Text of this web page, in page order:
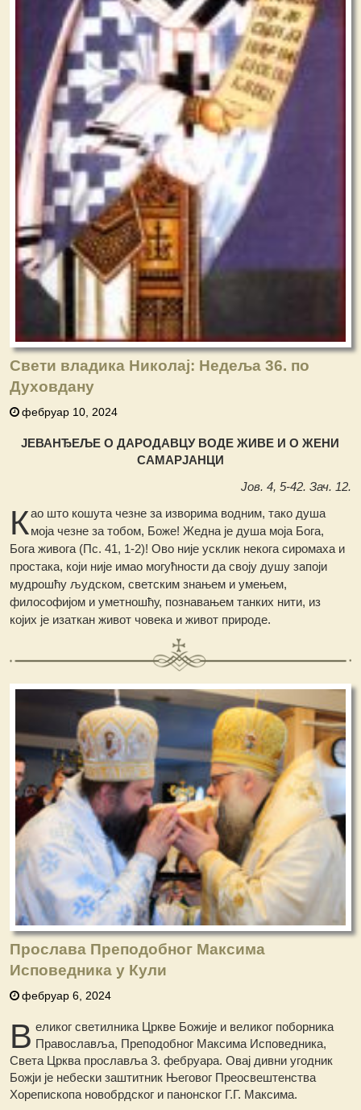
Свети владика Николај: Недеља 36. по
Духовдану
фебруар 10, 2024
ЈЕВАНЂЕЉЕ О ДАРОДАВЦУ ВОДЕ ЖИВЕ И О ЖЕНИ
САМАРЈАНЦИ
Јов. 4, 5-42. Зач. 12.
Као што кошута чезне за изворима водним, тако душа
моја чезне за тобом, Боже! Жедна је душа моја Бога,
Бога живога (Пс. 41, 1-2)! Ово није усклик некога сиромаха и
простака, који није имао могућности да своју душу запоји
мудрошћу људском, светским знањем и умењем,
философијом и уметношћу, познавањем танких нити, из
којих је изаткан живот човека и живот природе.
Прослава Преподобног Максима
Исповедника у Кули
фебруар 6, 2024
В еликог светилника Цркве Божије и великог поборника
Православља, Преподобног Максима Исповедника,
Света Црква прославља 3. фебруара. Овај дивни угодник
Божји је небески заштитник Његовог Преосвештенства
Хорепископа новобрдског и панонског Г.Г. Максима.